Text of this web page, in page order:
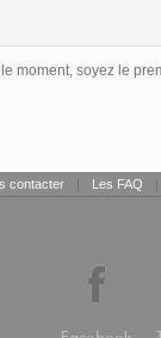
moment, soyez le
contacter | Les FAQ |